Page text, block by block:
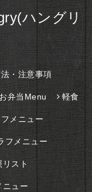
ハングリ
・注意事項
お弁当Menu 軽食
メニュー
フメニュー
スト
ニュー